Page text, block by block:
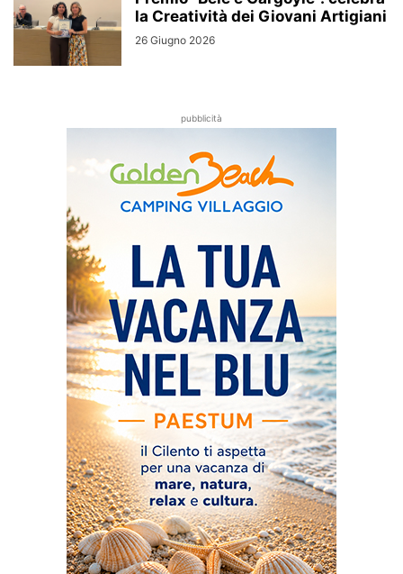
la Creatività dei Giovani Artigiani
26 Giugno 2026
pubblicità